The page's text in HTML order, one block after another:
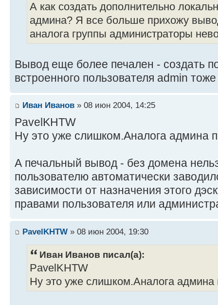
А как создать дополнительно
админа? Я все больше прихожу
аналога группы администраторы
Вывод еще более печален - создать
встроенного пользователя admin
Иван Иванов » 08 июн 2004, 14:25
PavelKHTW
Ну это уже слишком.Аналога админа
А печальный вывод - без домена
пользователю автоматически
зависимости от назначения этого
правами пользователя или
PavelKHTW » 08 июн 2004, 19:30
Иван Иванов писал(а):
PavelKHTW
Ну это уже слишком.Аналога админа